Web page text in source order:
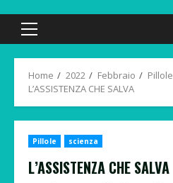
Primary
Home 2022 Febbraio
Pillole
L’ASSISTENZA CHE SALVA
Pillole scienza
L’ASSISTENZA CHE SALVA